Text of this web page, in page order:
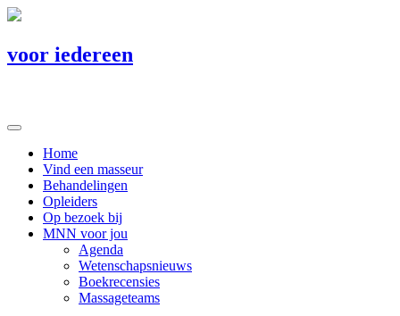
voor iedereen
Home
Vind een masseur
Behandelingen
Opleiders
Op bezoek bij
MNN voor jou
Agenda
Wetenschapsnieuws
Boekrecensies
Massageteams